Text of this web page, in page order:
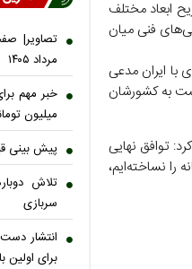
ابعاد مختلف
فنی میان
با ایران مدعی
به کشورشان
توافق نهایی
را نساخته‌ایم،
مرداد ۱۴۰۵
میلیون
پیش ‌بینی قیمت
تلاش
سربازی
انتشار
برای اولین